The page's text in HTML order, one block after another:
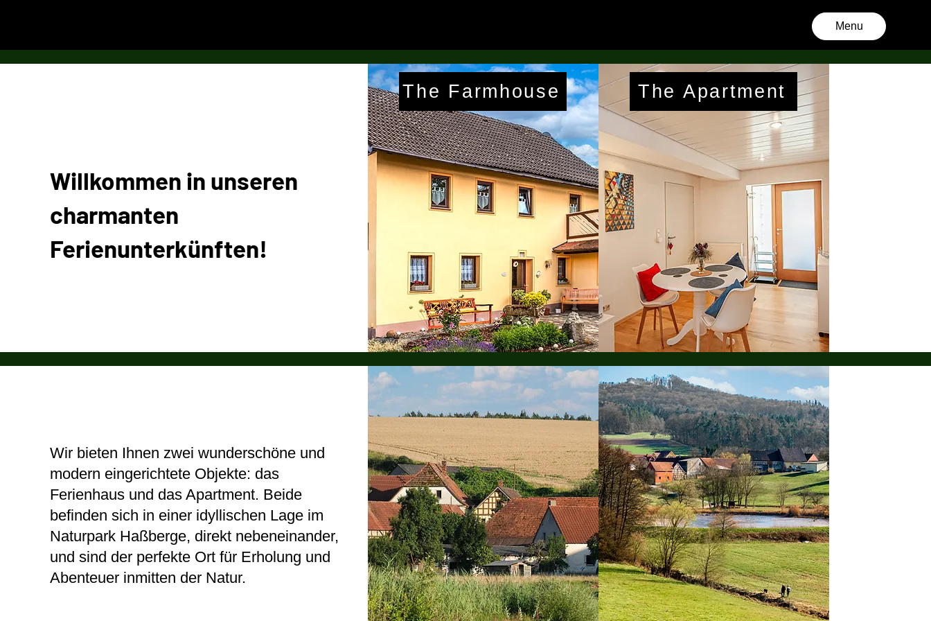
Menu
Willkommen in unseren
charmanten
Ferienunterkünften!
The Farmhouse The Apartment
Wir bieten Ihnen zwei wunderschöne und
modern eingerichtete Objekte: das
Ferienhaus und das Apartment. Beide
befinden sich in einer idyllischen Lage im
Naturpark Haßberge, direkt nebeneinander,
und sind der perfekte Ort für Erholung und
Abenteuer inmitten der Natur.